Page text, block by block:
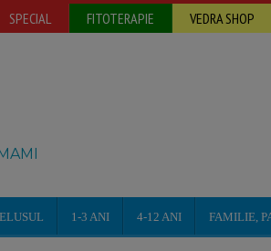
SPECIAL FITOTERAPIE VEDRA SHOP
1-3 ANI 4-12 ANI FAMILIE,